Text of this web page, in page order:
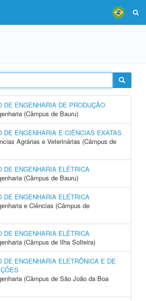
DE ENGENHARIA DE PRODUÇÃO
(Câmpus de Bauru)
DE ENGENHARIA E CIÊNCIAS EXATAS
Agrárias e Veterinárias (Câmpus de
DE ENGENHARIA ELÉTRICA
(Câmpus de Bauru)
DE ENGENHARIA ELÉTRICA
e Ciências (Câmpus de
DE ENGENHARIA ELÉTRICA
(Câmpus de Ilha Solteira)
DE ENGENHARIA ELETRÔNICA E DE
(Câmpus de São João da Boa